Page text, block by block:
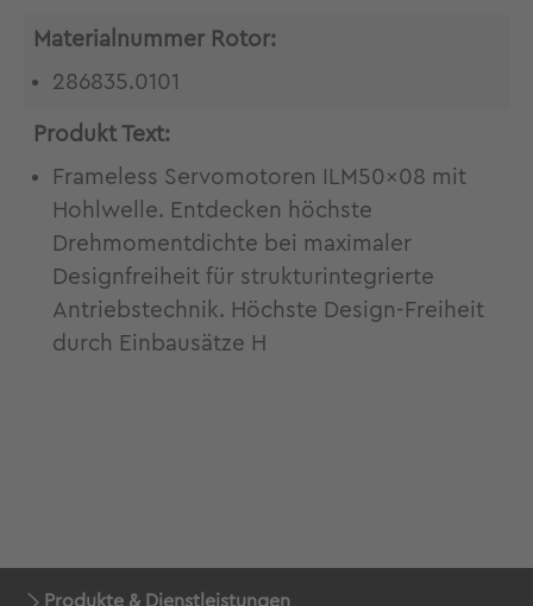
Materialnummer Rotor:
286835.0101
Produkt Text:
Frameless Servomotoren ILM50x08 mit
Hohlwelle. Entdecken höchste
Drehmomentdichte bei maximaler
Designfreiheit für strukturintegrierte
Antriebstechnik. Höchste Design-Freiheit
durch Einbausätze H
Produkte & Dienstleistungen